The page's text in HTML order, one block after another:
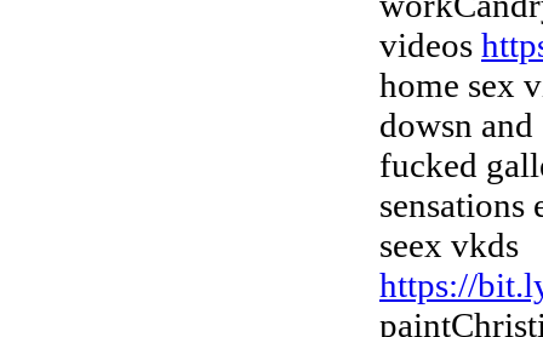
videos
home sex
dowsn and
fucked
sensations
seex vkds
https://